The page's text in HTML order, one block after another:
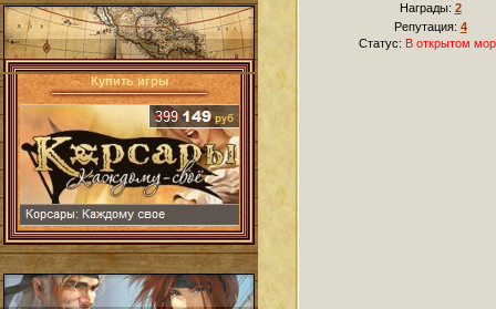
Купить игры
Награды: 2
Репутация: 4
Статус: В открытом